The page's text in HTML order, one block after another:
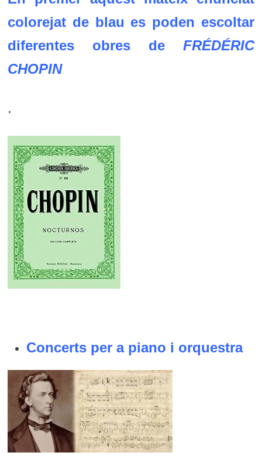
colorejat de blau es poden escoltar
diferentes obres de FRÉDÉRIC
CHOPIN
.
Concerts per a piano i orquestra